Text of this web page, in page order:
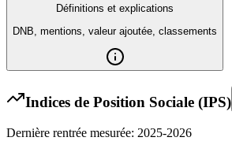
Définitions et explications
DNB, mentions, valeur ajoutée, classements
Indices de Position Sociale (IPS)
Dernière rentrée mesurée: 2025-2026